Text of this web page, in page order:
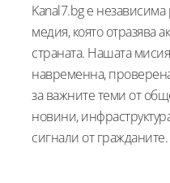
Kanal7.bg е
медия, която отразява
страната. Нашата
навременна,
за важните теми от
новини,
сигнали от гражданите.